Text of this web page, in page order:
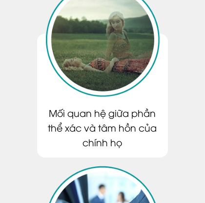
Mối quan hệ giữa phần
thể xác và tâm hồn của
chính họ